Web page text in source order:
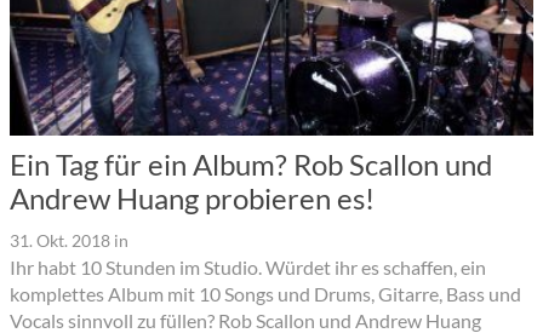
Ein Tag für ein Album? Rob Scallon und
Andrew Huang probieren es!
31. Okt. 2018 in
Ihr habt 10 Stunden im Studio. Würdet ihr es schaffen, ein
komplettes Album mit 10 Songs und Drums, Gitarre, Bass und
Vocals sinnvoll zu füllen? Rob Scallon und Andrew Huang